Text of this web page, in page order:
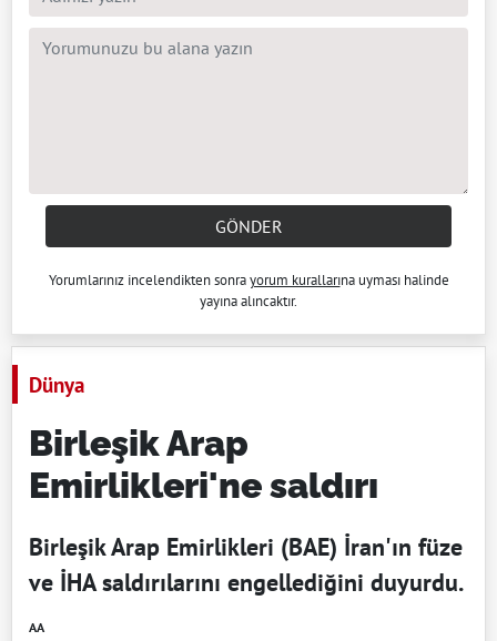
GÖNDER
Yorumlarınız incelendikten sonrayorum kurallarına uyması halinde
yayına alıncaktır.
Dünya
Birleşik Arap
Emirlikleri'ne saldırı
Birleşik Arap Emirlikleri (BAE) İran'ın füze
ve İHA saldırılarını engellediğini duyurdu.
AA